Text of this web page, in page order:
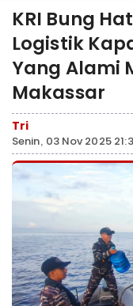
KRI Bung
Logistik
Yang Alami
Makassar
Tri
Senin, 03 Nov 2025